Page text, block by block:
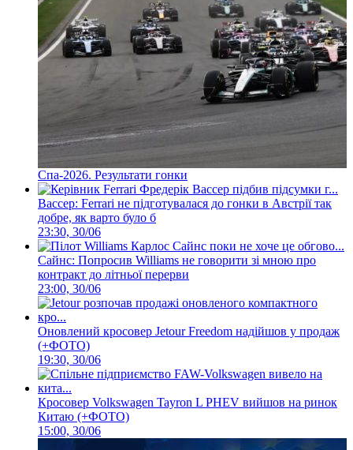
Спа-2026. Результати гонки
Вассер: Ferrari не підготувалася до гонки в Австрії так
добре, як варто було б
23:30, 30/06
Сайнс: Попросив Williams не говорити зі мною про
контракт до літньої перерви
23:00, 30/06
Оновлений кросовер Jetour Freedom надійшов у продаж
(+ФОТО)
19:30, 30/06
Кросовер Volkswagen Tayron L PHEV вийшов на ринок
Китаю (+ФОТО)
15:00, 30/06